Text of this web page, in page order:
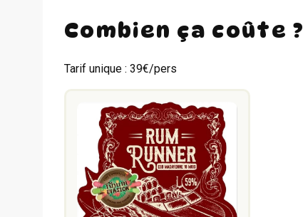
Combien ça coûte ?
Tarif unique : 39€/pers